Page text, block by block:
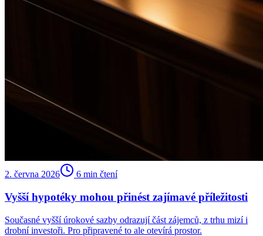
2. června 2026 6 min čtení
Vyšší hypotéky mohou přinést zajímavé příležitosti
Současné vyšší úrokové sazby odrazují část zájemců, z trhu mizí i
drobní investoři. Pro připravené to ale otevírá prostor.